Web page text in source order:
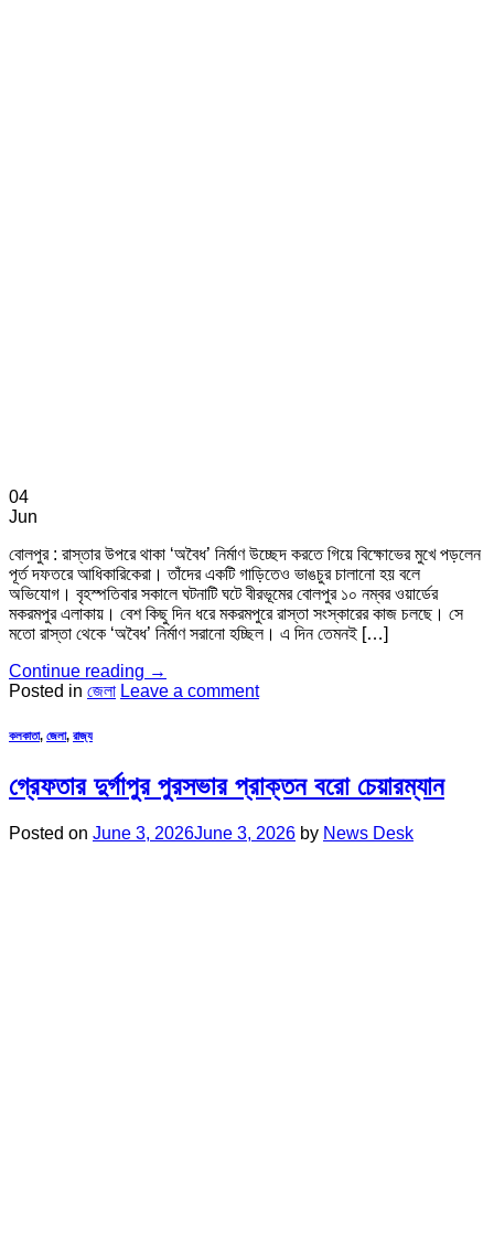
04
Jun
বোলপুর : রাস্তার উপরে থাকা ‘অবৈধ’ নির্মাণ উচ্ছেদ করতে গিয়ে বিক্ষোভের মুখে পড়লেন
পূর্ত দফতরে আধিকারিকেরা। তাঁদের একটি গাড়িতেও ভাঙচুর চালানো হয় বলে
অভিযোগ। বৃহস্পতিবার সকালে ঘটনাটি ঘটে বীরভূমের বোলপুর ১০ নম্বর ওয়ার্ডের
মকরমপুর এলাকায়। বেশ কিছু দিন ধরে মকরমপুরে রাস্তা সংস্কারের কাজ চলছে। সে
মতো রাস্তা থেকে ‘অবৈধ’ নির্মাণ সরানো হচ্ছিল। এ দিন তেমনই […]
Continue reading →
Posted in জেলা Leave a comment
কলকাতা, জেলা, রাজ্য
গ্রেফতার দুর্গাপুর পুরসভার প্রাক্তন বরো চেয়ারম্যান
Posted on June 3, 2026June 3, 2026 by News Desk